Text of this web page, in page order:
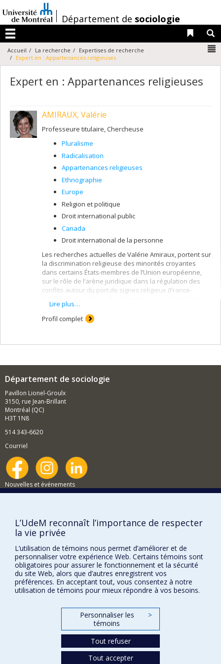
au
contenu
/Département de sociologie
Menu
Liens
Accueil La recherche
Expertises de recherche
Expert en : Appartenances religieuses
Expert en : Appartenances religieuses
AMIRAUX, Valérie
Professeure titulaire, Chercheuse
Pluralisme
Radicalisation
Appartenances religieuses
Ethnographie
Europe
Religion et politique
Droit international public
Canada
Droit international de la personne
Les recherches actuelles de Valérie Amiraux, portent sur
la discrimination religieuse des minorités croyantes
dans certains États-membres de l’Union européenne,
sur le rôle de l’arène juridique dans la régulation des
conflits autour du port de signes religieux (France-
entre pluralisme et radicalisation. Dans tous ses projets,
elle compare plusieurs minorités croyantes (juives,
sikhes, musulmanes) et différents contextes.
Lire plus…
Profil complet
Département de sociologie
Pavillon Lionel-Groulx
3150, rue Jean-Brillant
Montréal (QC)
H3T 1N8
514 343-6620
Courriel
Nouvelles et événements
BESOIN D'AIDE?
Plan du site
Signaler une erreur
Accessibilité
FACULTÉ DES ARTS ET DES SCIENCES
Nos centres d'études
L’UdeM reconnaît l’importance de respecter
la vie privée
L’utilisation de témoins nous permet d’améliorer et de
personnaliser votre expérience Web. Certains témoins sont
obligatoires pour assurer le fonctionnement et la sécurité
du site Web, alors que d’autres enregistrent vos
préférences. En acceptant tout, vous consentez à notre
utilisation de témoins pour mieux répondre à vos besoins.
Personnaliser les
témoins
>
Tout refuser
Tout accepter